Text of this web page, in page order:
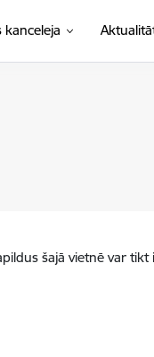
kanceleja
šajā vietnē var